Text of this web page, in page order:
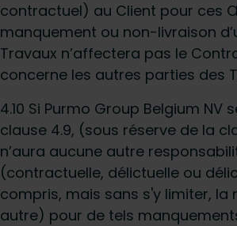
contractuel) au Client pour ces
manquement ou non-livraison
Travaux n’affectera pas le
concerne les autres parties des
4.10 Si Purmo Group Belgium NV
clause 4.9, (sous réserve de la
n’aura aucune autre
(contractuelle, délictuelle ou
compris, mais sans s'y limiter, la
autre) pour de tels